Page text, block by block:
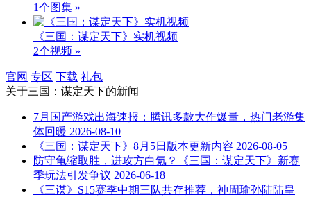
1个图集 »
《三国：谋定天下》实机视频
2个视频 »
官网 专区 下载 礼包
关于三国：谋定天下的新闻
7月国产游戏出海速报：腾讯多款大作爆量，热门老游集
体回暖 2026-08-10
《三国：谋定天下》8月5日版本更新内容 2026-08-05
防守龟缩取胜，进攻方白氪？《三国：谋定天下》新赛
季玩法引发争议 2026-06-18
《三谋》S15赛季中期三队共存推荐，神周瑜孙陆陆皇